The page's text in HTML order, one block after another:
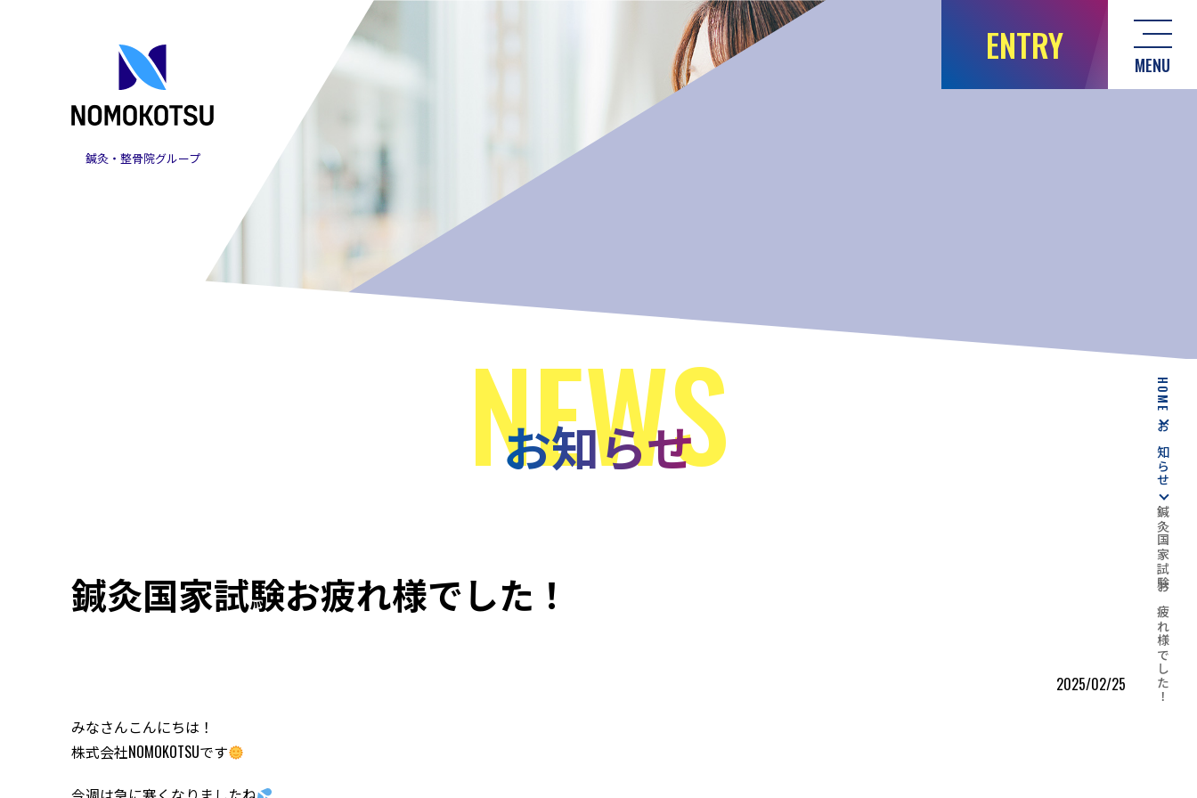
株式会社NOMOKOTSU
鍼灸・整骨院グループ
ENTRY MENU
NEWS
お知らせ
HOME
お知らせ
鍼灸国家試験お疲れ様でした！
鍼灸国家試験お疲れ様でした！
2025/02/25
みなさんこんにちは！
株式会社NOMOKOTSUです